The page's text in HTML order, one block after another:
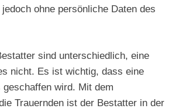
ohne persönliche Daten des
sind unterschiedlich, eine
nicht. Es ist wichtig, dass eine
geschaffen wird. Mit dem
Trauernden ist der Bestatter in der